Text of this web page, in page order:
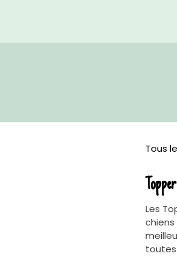
Tous
Les
toutes